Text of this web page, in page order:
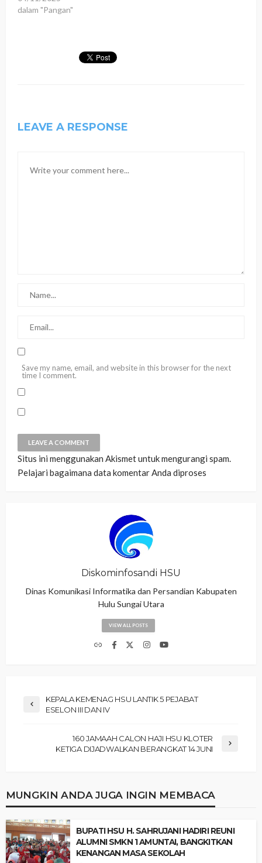
dalam "Pangan"
LEAVE A RESPONSE
Save my name, email, and website in this browser for the next
time I comment.
Situs ini menggunakan Akismet untuk mengurangi spam.
Pelajari bagaimana data komentar Anda diproses
Diskominfosandi HSU
Dinas Komunikasi Informatika dan Persandian Kabupaten
Hulu Sungai Utara
VIEW ALL POSTS
KEPALA KEMENAG HSU LANTIK 5 PEJABAT
ESELON III DAN IV
160 JAMAAH CALON HAJI HSU KLOTER
KETIGA DIJADWALKAN BERANGKAT 14 JUNI
MUNGKIN ANDA JUGA INGIN MEMBACA
‎BUPATI HSU H. SAHRUJANI HADIRI REUNI
ALUMNI SMKN 1 AMUNTAI, BANGKITKAN
KENANGAN MASA SEKOLAH